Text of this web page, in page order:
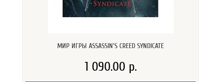
МИР ИГРЫ ASSASSIN'S CREED SYNDICATE
1 090.00 р.